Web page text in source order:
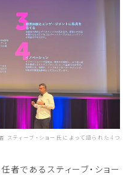
スティーブ・ショー氏によって語られた4つ
者であるスティーブ・ショー